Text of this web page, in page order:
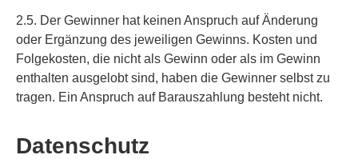
2.5. Der Gewinner hat keinen Anspruch auf Änderung
oder Ergänzung des jeweiligen Gewinns. Kosten und
Folgekosten, die nicht als Gewinn oder als im Gewinn
enthalten ausgelobt sind, haben die Gewinner selbst zu
tragen. Ein Anspruch auf Barauszahlung besteht nicht.
Datenschutz